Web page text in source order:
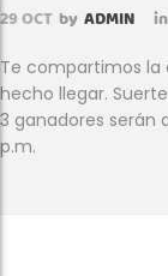
29OCT by ADMIN in
Te compartimos la
hecho llegar.
3 ganadores serán
p.m.